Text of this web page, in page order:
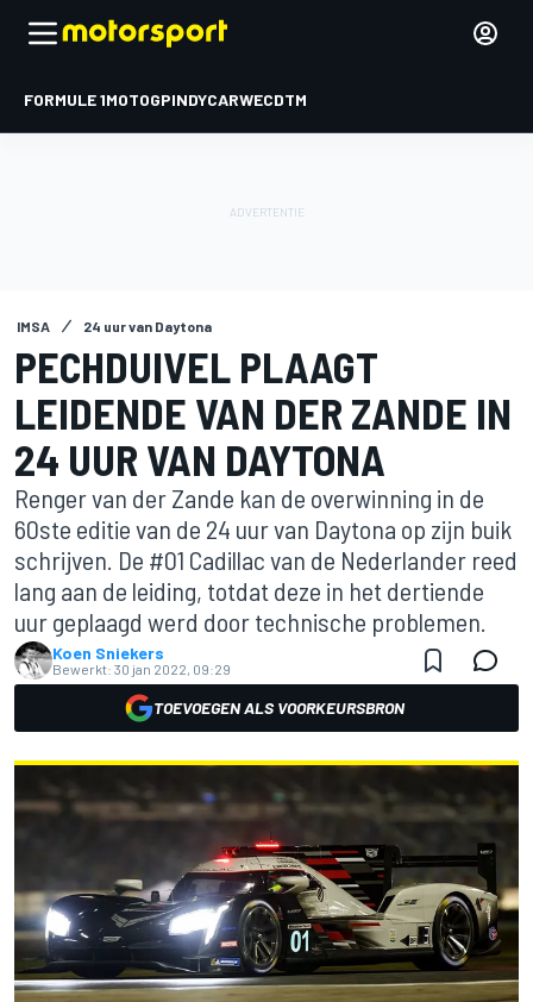
FORMULE 1MOTOGPINDYCARWECDTM
IMSA 24 uur van Daytona
PECHDUIVEL PLAAGT
LEIDENDE VAN DER ZANDE IN
24 UUR VAN DAYTONA
Renger van der Zande kan de overwinning in de
60ste editie van de 24 uur van Daytona op zijn buik
schrijven. De #01 Cadillac van de Nederlander reed
lang aan de leiding, totdat deze in het dertiende
uur geplaagd werd door technische problemen.
Koen Sniekers
Bewerkt: 30 jan 2022, 09:29
TOEVOEGEN ALS VOORKEURSBRON